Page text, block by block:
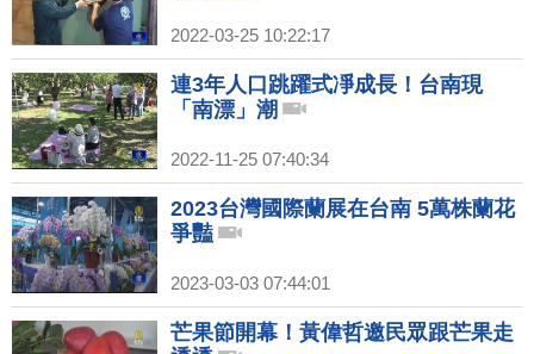
2022-03-25 10:22:17
連3年人口跳躍式凈成長！台南現
「南漂」潮
2022-11-25 07:40:34
2023台灣國際蘭展在台南 5萬株蘭花
爭豔
2023-03-03 07:44:01
芒果節開幕！黃偉哲邀民眾跟芒果走